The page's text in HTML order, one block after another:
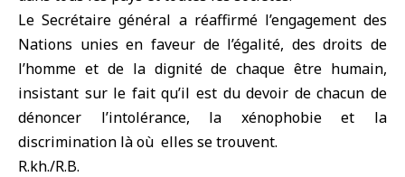
Le Secrétaire général a réaffirmé l’engagement des
Nations unies en faveur de l’égalité, des droits de
l’homme et de la dignité de chaque être humain,
insistant sur le fait qu’il est du devoir de chacun de
dénoncer l’intolérance, la xénophobie et la
discrimination là où elles se trouvent.
R.kh./R.B.